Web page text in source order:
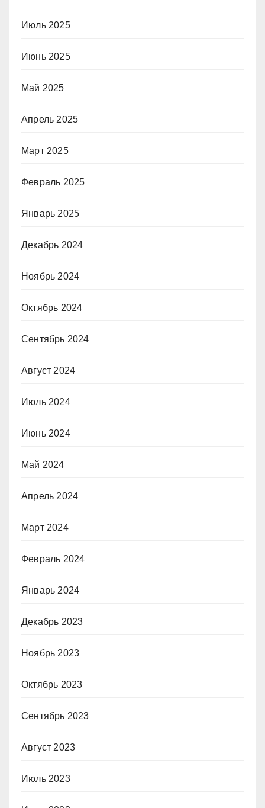
Июль 2025
Июнь 2025
Май 2025
Апрель 2025
Март 2025
Февраль 2025
Январь 2025
Декабрь 2024
Ноябрь 2024
Октябрь 2024
Сентябрь 2024
Август 2024
Июль 2024
Июнь 2024
Май 2024
Апрель 2024
Март 2024
Февраль 2024
Январь 2024
Декабрь 2023
Ноябрь 2023
Октябрь 2023
Сентябрь 2023
Август 2023
Июль 2023